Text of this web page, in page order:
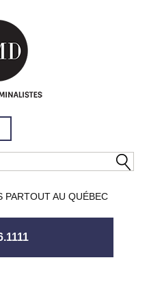
PARTOUT AU QUÉBEC